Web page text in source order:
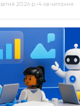
2026 р. 4 хв читання